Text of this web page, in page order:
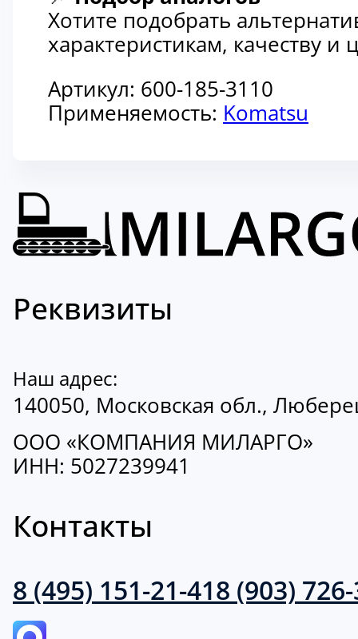
Хотите подобрать
характеристикам, качеству
Артикул: 600-185-3110
Применяемость: Komatsu
Реквизиты
Наш адрес:
140050, Московская обл.,
ООО «КОМПАНИЯ МИЛАРГО»
ИНН: 5027239941
Контакты
8 (495) 151-21-418 (903)